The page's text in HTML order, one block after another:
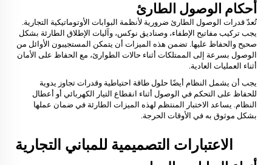
أحكام الوصول الطارئ
تُعدّ قدرات الوصول الطارئ ضرورية لأنظمة البوابات الأوتوماتيكية التجارية.
يجب تركيب مفاتيح الإطفاء، وصناديق نوكس، وآليات الإطلاق الطارئة بشكل
صحيح والحفاظ عليها. تضمن هذه الميزات أن يتمكن المستجيبون الأوائل من
الوصول بسرعة إلى الممتلكات أثناء حالات الطوارئ، مع الحفاظ على الأمان
أثناء العمليات العادية.
يجب أن يشمل النظام أيضًا حلول طاقة احتياطية وقدرات تجاوز يدوية
للحفاظ على التحكم في الوصول أثناء انقطاع التيار الكهربائي أو أعطال
النظام. يساعد الاختبار المنتظم لهذه الميزات الطارئة في ضمان عملها
بشكل موثوق به في الأوقات الحرجة.
الاعتبارات التصميمية للمباني التجارية